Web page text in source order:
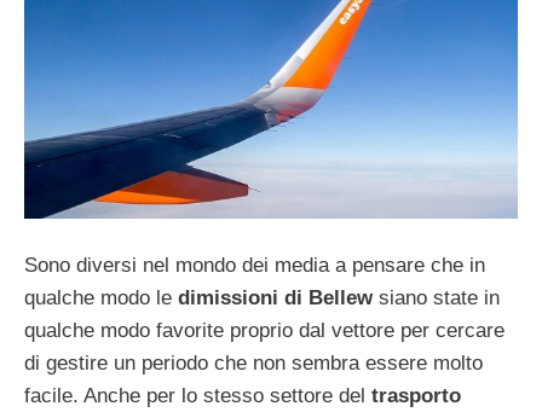
Sono diversi nel mondo dei media a pensare che in
qualche modo le dimissioni di Bellew siano state in
qualche modo favorite proprio dal vettore per cercare
di gestire un periodo che non sembra essere molto
facile. Anche per lo stesso settore del trasporto